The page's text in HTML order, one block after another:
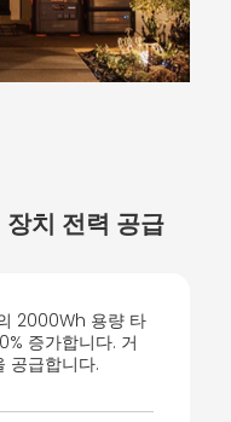
치 전력 공급
2000Wh 용량 타
증가합니다. 거
공급합니다.